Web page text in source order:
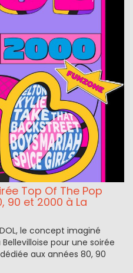
Top Of The Pop
90 et 2000 à La
le concept imaginé
Bellevilloise pour une soirée
aux années 80, 90